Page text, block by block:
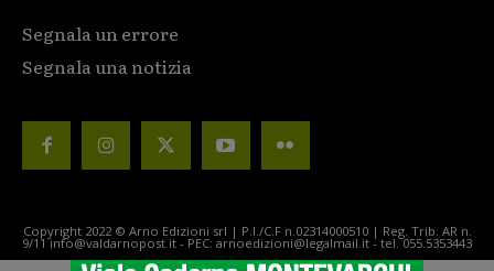
Segnala un errore
Segnala una notizia
Copyright 2022 © Arno Edizioni srl | P.I./C.F n.02314000510 | Reg. Trib. AR n.
9/11 info@valdarnopost.it - PEC: arnoedizioni@legalmail.it - tel. 055.5353443